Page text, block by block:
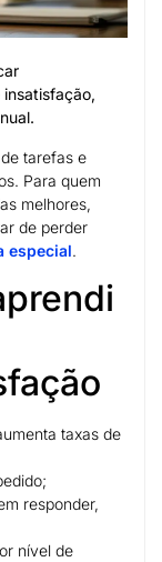
tarefas e
Para quem
melhores,
de perder
especial.
taxas de
responder,
nível de